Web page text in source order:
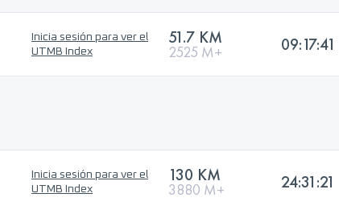
Inicia sesión para ver el
UTMB Index
51.7 KM
2525 M+ 09:17:41
Inicia sesión para ver el
UTMB Index
130 KM
3880 M+ 24:31:21